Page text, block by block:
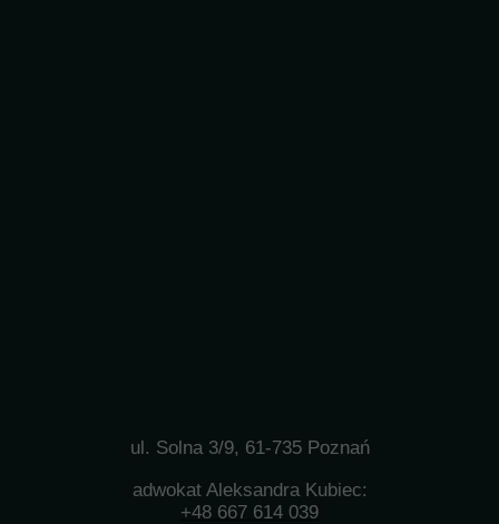
adwokat Aleksandra Kubiec:
+48 667 614 039
ul. Solna 3/9, 61-735 Poznań